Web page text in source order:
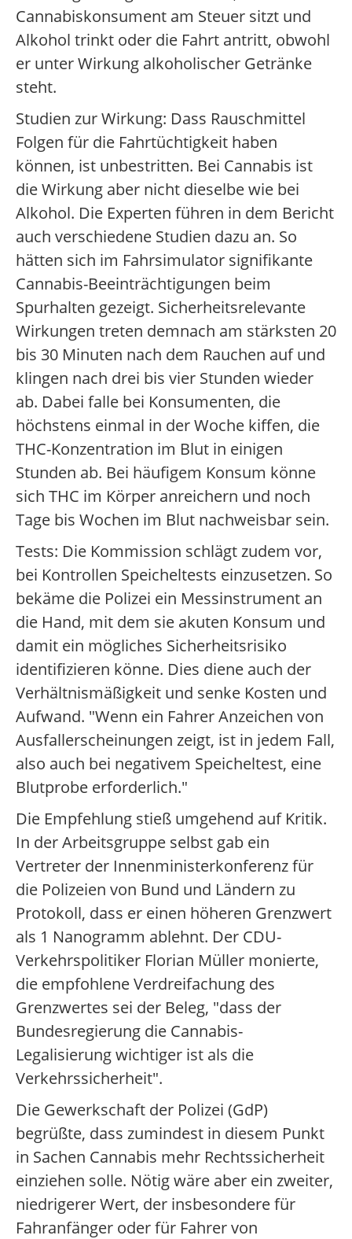
Cannabiskonsument am Steuer sitzt und
Alkohol trinkt oder die Fahrt antritt, obwohl
er unter Wirkung alkoholischer Getränke
steht.
Studien zur Wirkung: Dass Rauschmittel
Folgen für die Fahrtüchtigkeit haben
können, ist unbestritten. Bei Cannabis ist
die Wirkung aber nicht dieselbe wie bei
Alkohol. Die Experten führen in dem Bericht
auch verschiedene Studien dazu an. So
hätten sich im Fahrsimulator signifikante
Cannabis-Beeinträchtigungen beim
Spurhalten gezeigt. Sicherheitsrelevante
Wirkungen treten demnach am stärksten 20
bis 30 Minuten nach dem Rauchen auf und
klingen nach drei bis vier Stunden wieder
ab. Dabei falle bei Konsumenten, die
höchstens einmal in der Woche kiffen, die
THC-Konzentration im Blut in einigen
Stunden ab. Bei häufigem Konsum könne
sich THC im Körper anreichern und noch
Tage bis Wochen im Blut nachweisbar sein.
Tests: Die Kommission schlägt zudem vor,
bei Kontrollen Speicheltests einzusetzen. So
bekäme die Polizei ein Messinstrument an
die Hand, mit dem sie akuten Konsum und
damit ein mögliches Sicherheitsrisiko
identifizieren könne. Dies diene auch der
Verhältnismäßigkeit und senke Kosten und
Aufwand. "Wenn ein Fahrer Anzeichen von
Ausfallerscheinungen zeigt, ist in jedem Fall,
also auch bei negativem Speicheltest, eine
Blutprobe erforderlich."
Die Empfehlung stieß umgehend auf Kritik.
In der Arbeitsgruppe selbst gab ein
Vertreter der Innenministerkonferenz für
die Polizeien von Bund und Ländern zu
Protokoll, dass er einen höheren Grenzwert
als 1 Nanogramm ablehnt. Der CDU-
Verkehrspolitiker Florian Müller monierte,
die empfohlene Verdreifachung des
Grenzwertes sei der Beleg, "dass der
Bundesregierung die Cannabis-
Legalisierung wichtiger ist als die
Verkehrssicherheit".
Die Gewerkschaft der Polizei (GdP)
begrüßte, dass zumindest in diesem Punkt
in Sachen Cannabis mehr Rechtssicherheit
einziehen solle. Nötig wäre aber ein zweiter,
niedrigerer Wert, der insbesondere für
Fahranfänger oder für Fahrer von